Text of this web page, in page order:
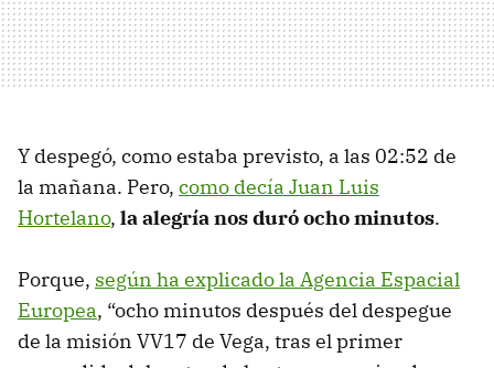
Y despegó, como estaba previsto, a las 02:52 de
la mañana. Pero, como decía Juan Luis
Hortelano, la alegría nos duró ocho minutos.
Porque, según ha explicado la Agencia Espacial
Europea, “ocho minutos después del despegue
de la misión VV17 de Vega, tras el primer